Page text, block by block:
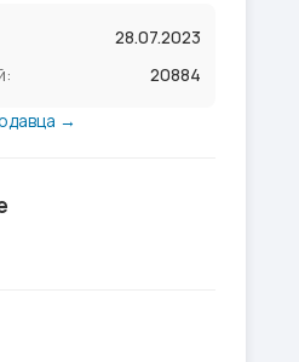
28.07.2023
20884
→